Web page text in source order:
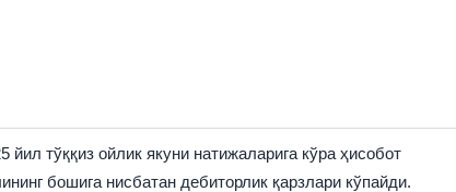
йил тўққиз ойлик якуни натижаларига кўра ҳисобот
бошига нисбатан дебиторлик қарзлари кўпайди.